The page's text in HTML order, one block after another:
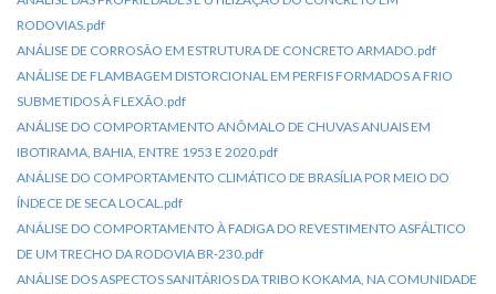
RODOVIAS.pdf
ANÁLISE DE CORROSÃO EM ESTRUTURA DE CONCRETO ARMADO.pdf
ANÁLISE DE FLAMBAGEM DISTORCIONAL EM PERFIS FORMADOS A FRIO
SUBMETIDOS À FLEXÃO.pdf
ANÁLISE DO COMPORTAMENTO ANÔMALO DE CHUVAS ANUAIS EM
IBOTIRAMA, BAHIA, ENTRE 1953 E 2020.pdf
ANÁLISE DO COMPORTAMENTO CLIMÁTICO DE BRASÍLIA POR MEIO DO
ÍNDECE DE SECA LOCAL.pdf
ANÁLISE DO COMPORTAMENTO À FADIGA DO REVESTIMENTO ASFÁLTICO
DE UM TRECHO DA RODOVIA BR-230.pdf
ANÁLISE DOS ASPECTOS SANITÁRIOS DA TRIBO KOKAMA, NA COMUNIDADE